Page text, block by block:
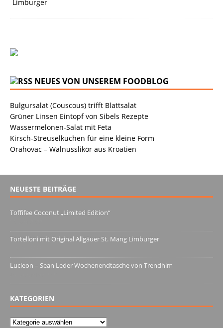
NEUES VON UNSEREM FOODBLOG
Bulgursalat (Couscous) trifft Blattsalat
Grüner Linsen Eintopf von Sibels Rezepte
Wassermelonen-Salat mit Feta
Kirsch-Streuselkuchen für eine kleine Form
Orahovac – Walnusslikör aus Kroatien
NEUESTE BEITRÄGE
Toffifee Coconut „Limited Edition“
Tortelloni mit Original Allgäuer St. Mang Limburger
Lucleon – Sean Leder Wochenendtasche von Trendhim
KATEGORIEN
Kategorien